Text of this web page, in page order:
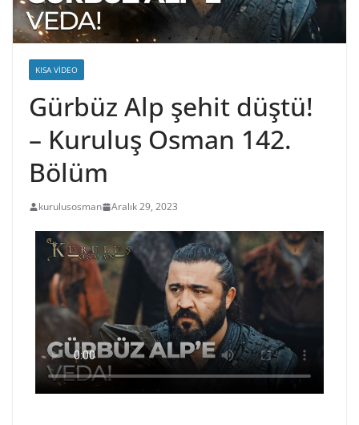
KISA VIDEO
Gürbüz Alp şehit düştü!
– Kuruluş Osman 142.
Bölüm
kurulusosman Aralık 29, 2023